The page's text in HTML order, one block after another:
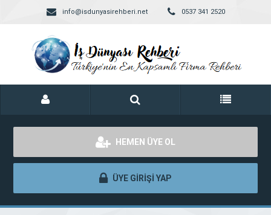
info@isdunyasirehberi.net 0537 341 2520
HEMEN ÜYE OL
ÜYE GİRİŞİ YAP